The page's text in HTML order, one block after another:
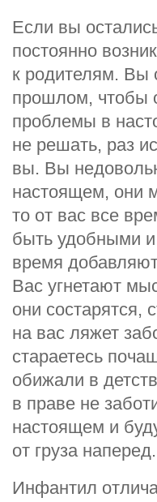
Если вы
постоянно
к родителям. Вы
прошлом, чтобы
проблемы в
не решать, раз
вы. Вы
настоящем, они
то от вас все
быть удобными
время
Вас угнетают
они состарятся,
на вас ляжет
стараетесь
обижали в
в праве не
настоящем и
от груза наперед.
Инфантил